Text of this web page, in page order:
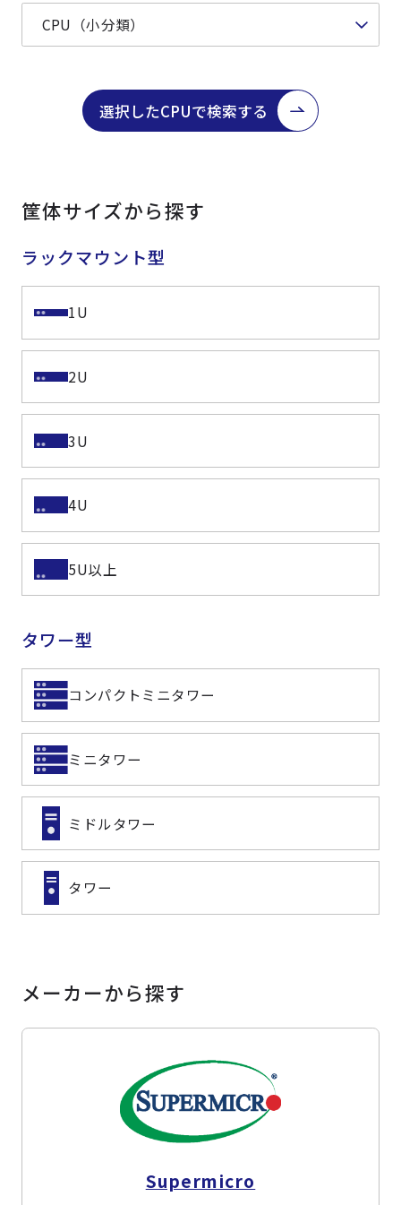
選択したCPUで検索する
筐体サイズから探す
ラックマウント型
1U
2U
3U
4U
5U以上
タワー型
コンパクトミニタワー
ミニタワー
ミドルタワー
タワー
メーカーから探す
Supermicro